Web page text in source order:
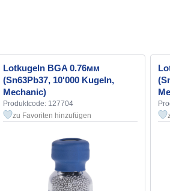
Lotkugeln BGA 0.76мм
(Sn63Pb37, 10'000 Kugeln,
Mechanic)
Produktcode: 127704
zu Favoriten hinzufügen